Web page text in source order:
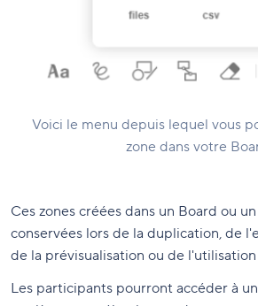
Voici le menu depuis lequel vous
zone dans votre
Ces zones créées dans un Board ou
conservées lors de la duplication, de
de la prévisualisation ou de
Les participants pourront accéder à